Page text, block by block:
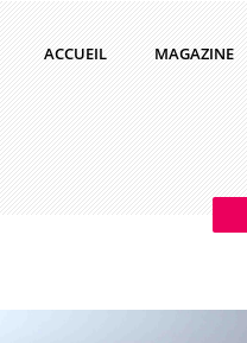
ACCUEIL MAGAZINE